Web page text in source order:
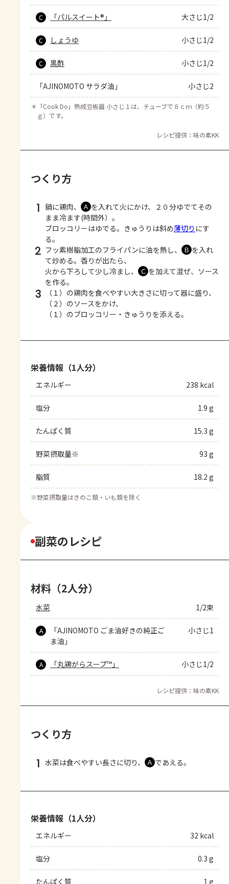
C 「パルスイート®」 大さじ1/2
C しょうゆ 小さじ1/2
C 黒酢 小さじ1/2
「AJINOMOTO サラダ油」 小さじ2
＊ 「Cook Do」熟成豆板醤 小さじ１は、チューブで８ｃｍ（約５
ｇ）です。
レシピ提供：味の素KK
つくり方
1 鍋に鶏肉、 Ａ を入れて火にかけ、２０分ゆでてその
まま冷ます(時間外）。
ブロッコリーはゆでる。きゅうりは斜め薄切り にす
る。
2 フッ素樹脂加工のフライパンに油を熱し、 Ｂ を入れ
て炒める。香りが出たら、
火から下ろして少し冷まし、
Ｃ を加えて混ぜ、ソース
を作る。
3
（１）の鶏肉を食べやすい大きさに切って器に盛り、
（２）のソースをかけ、
（１）のブロッコリー・きゅうりを添える。
栄養情報（1人分）
エネルギー 238 kcal
塩分 1.9 g
たんぱく質 15.3 g
野菜摂取量※ 93 g
脂質 18.2 g
※野菜摂取量はきのこ類・いも類を除く
副菜のレシピ
材料（2人分）
水菜 1/2束
A
「AJINOMOTO ごま油好きの純正ご
ま油」
小さじ1
A 「丸鶏がらスープ™」 小さじ1/2
レシピ提供：味の素KK
つくり方
1 水菜は食べやすい長さに切り、 Ａ であえる。
栄養情報（1人分）
エネルギー 32 kcal
塩分 0.3 g
たんぱく質 1 g